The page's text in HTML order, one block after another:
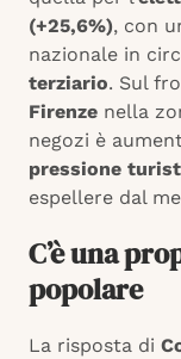
(+25,6%), con
nazionale in
terziario. Sul
Firenze nella
negozi è
pressione
espellere dal
C’è una
popolare
La risposta di